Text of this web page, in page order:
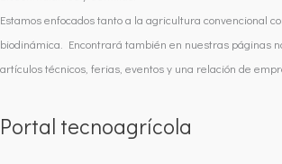
Estamos enfocados tanto a la agricultura convencional
biodinámica. Encontrará también en nuestras páginas
artículos técnicos, ferias, eventos y una relación de
Portal tecnoagrícola